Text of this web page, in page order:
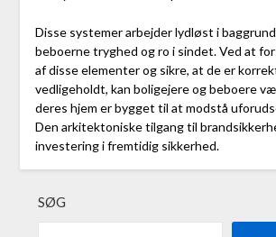
Disse systemer arbejder lydløst i
beboerne tryghed og ro i sindet. Ved at
af disse elementer og sikre, at de er
vedligeholdt, kan boligejere og beboere
deres hjem er bygget til at modstå
Den arkitektoniske tilgang til
investering i fremtidig sikkerhed.
SØG